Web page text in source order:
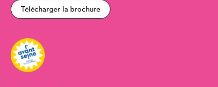
Télécharger la brochure